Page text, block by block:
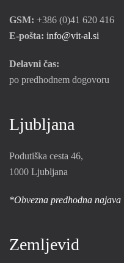
GSM: +386 (0)41 620 416
E-pošta: info@vit-al.si
Delavni čas:
po predhodnem dogovoru
Ljubljana
Podutiška cesta 46,
1000 Ljubljana
*Obvezna predhodna najava
Zemljevid